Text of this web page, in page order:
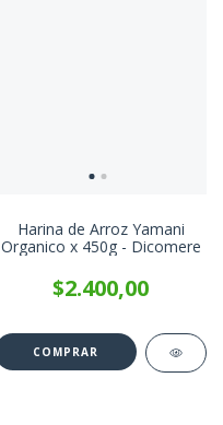
Harina de Arroz Yamani
Organico x 450g - Dicomere
$2.400,00